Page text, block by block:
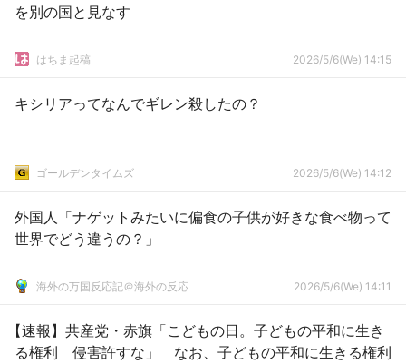
を別の国と見なす
はちま起稿 2026/5/6(We) 14:15
キシリアってなんでギレン殺したの？
ゴールデンタイムズ 2026/5/6(We) 14:12
外国人「ナゲットみたいに偏食の子供が好きな食べ物って
世界でどう違うの？」
海外の万国反応記＠海外の反応 2026/5/6(We) 14:11
【速報】共産党・赤旗「こどもの日。子どもの平和に生き
る権利 侵害許すな」 なお、子どもの平和に生きる権利